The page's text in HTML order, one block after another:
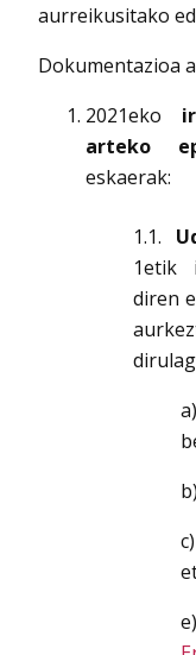
aurreikusitako
Dokumentazioa
2021eko
arteko
eskaerak:
1.1.
1etik
diren